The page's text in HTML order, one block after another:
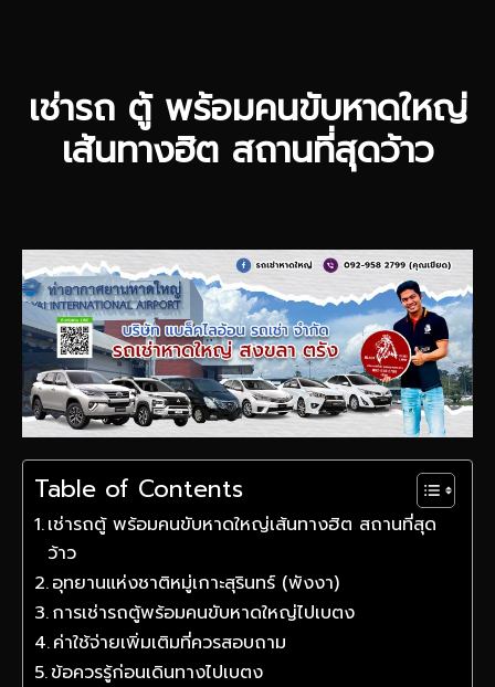
เช่ารถ ตู้ พร้อมคนขับหาดใหญ่
เส้นทางฮิต สถานที่สุดว้าว
Table of Contents
เช่ารถตู้ พร้อมคนขับหาดใหญ่เส้นทางฮิต สถานที่สุด
ว้าว
อุทยานแห่งชาติหมู่เกาะสุรินทร์ (พังงา)
การเช่ารถตู้พร้อมคนขับหาดใหญ่ไปเบตง
ค่าใช้จ่ายเพิ่มเติมที่ควรสอบถาม
ข้อควรรู้ก่อนเดินทางไปเบตง